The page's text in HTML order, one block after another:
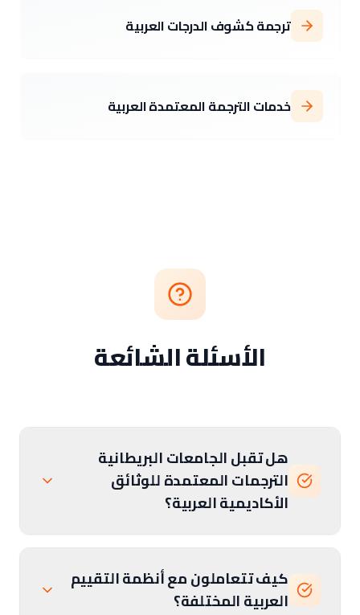
ترجمة كشوف الدرجات العربية
خدمات الترجمة المعتمدة العربية
الأسئلة الشائعة
هل تقبل الجامعات البريطانية
الترجمات المعتمدة للوثائق
الأكاديمية العربية؟
كيف تتعاملون مع أنظمة التقييم
العربية المختلفة؟